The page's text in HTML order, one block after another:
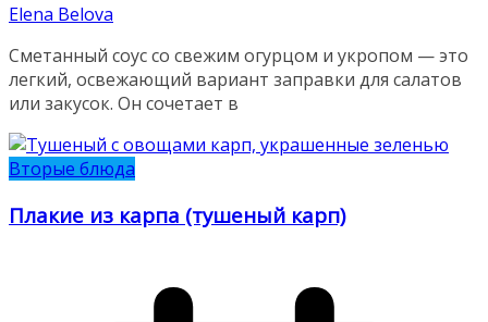
Elena Belova
Сметанный соус со свежим огурцом и укропом — это
легкий, освежающий вариант заправки для салатов
или закусок. Он сочетает в
Вторые блюда
Плакие из карпа (тушеный карп)